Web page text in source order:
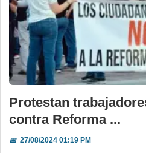
Protestan
contra Reforma ...
📅27/08/2024 01:19 PM